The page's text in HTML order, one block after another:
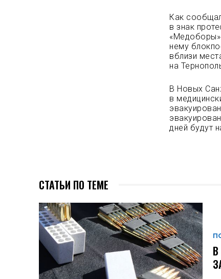
Как
в знак
«Медоборы»
нему
вблизи
на
В Новых
в
дней будут
СТАТЬИ ПО ТЕМЕ